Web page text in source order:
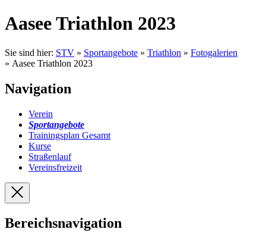
Aasee Triathlon 2023
Sie sind hier: STV » Sportangebote » Triathlon » Fotogalerien
» Aasee Triathlon 2023
Navigation
Verein
Sportangebote
Trainingsplan Gesamt
Kurse
Straßenlauf
Vereinsfreizeit
Bereichsnavigation